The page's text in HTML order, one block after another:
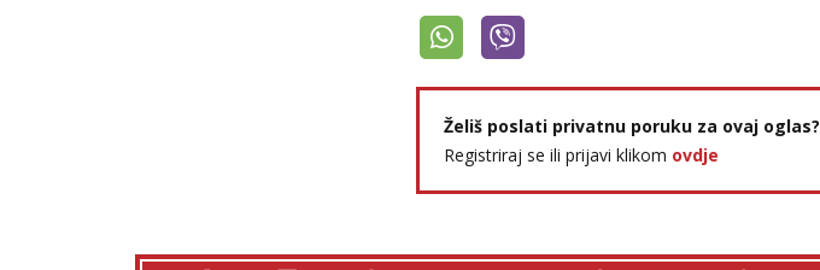
Želiš poslati privatnu poruku za ovaj oglas?
Registriraj se ili prijavi klikom ovdje